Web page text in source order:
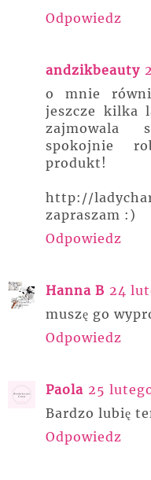
Odpowiedz
andzikbeauty
o mnie
jeszcze kilka
zajmowala
spokojnie
produkt!
http://
zapraszam :)
Odpowiedz
Hanna B 24
muszę go
Odpowiedz
Paola 25
Bardzo lubię
Odpowiedz